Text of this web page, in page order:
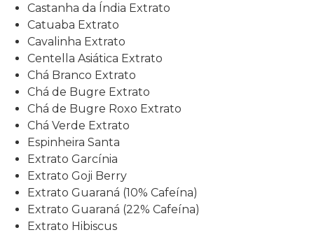
Castanha da Índia Extrato
Catuaba Extrato
Cavalinha Extrato
Centella Asiática Extrato
Chá Branco Extrato
Chá de Bugre Extrato
Chá de Bugre Roxo Extrato
Chá Verde Extrato
Espinheira Santa
Extrato Garcínia
Extrato Goji Berry
Extrato Guaraná (10% Cafeína)
Extrato Guaraná (22% Cafeína)
Extrato Hibiscus